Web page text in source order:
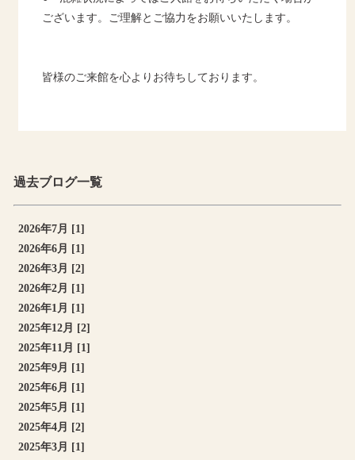
ございます。ご理解とご協力をお願いいたします。
皆様のご来館を心よりお待ちしております。
過去ブログ一覧
2026年7月 [1]
2026年6月 [1]
2026年3月 [2]
2026年2月 [1]
2026年1月 [1]
2025年12月 [2]
2025年11月 [1]
2025年9月 [1]
2025年6月 [1]
2025年5月 [1]
2025年4月 [2]
2025年3月 [1]